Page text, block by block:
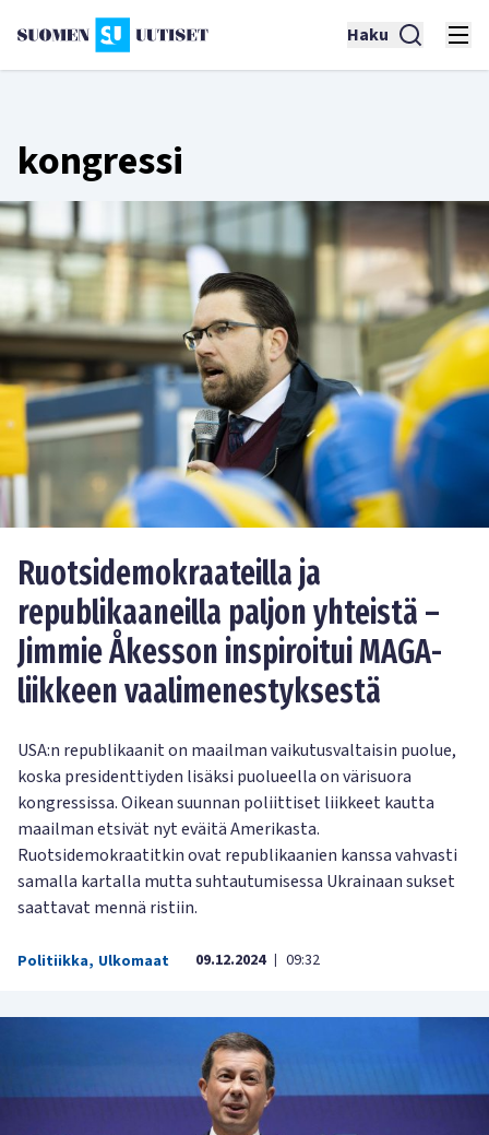
Haku
kongressi
Ruotsidemokraateilla ja
republikaaneilla paljon yhteistä –
Jimmie Åkesson inspiroitui MAGA-
liikkeen vaalimenestyksestä
USA:n republikaanit on maailman vaikutusvaltaisin puolue,
koska presidenttiyden lisäksi puolueella on värisuora
kongressissa. Oikean suunnan poliittiset liikkeet kautta
maailman etsivät nyt eväitä Amerikasta.
Ruotsidemokraatitkin ovat republikaanien kanssa vahvasti
samalla kartalla mutta suhtautumisessa Ukrainaan sukset
saattavat mennä ristiin.
Politiikka, Ulkomaat 09.12.2024 | 09:32